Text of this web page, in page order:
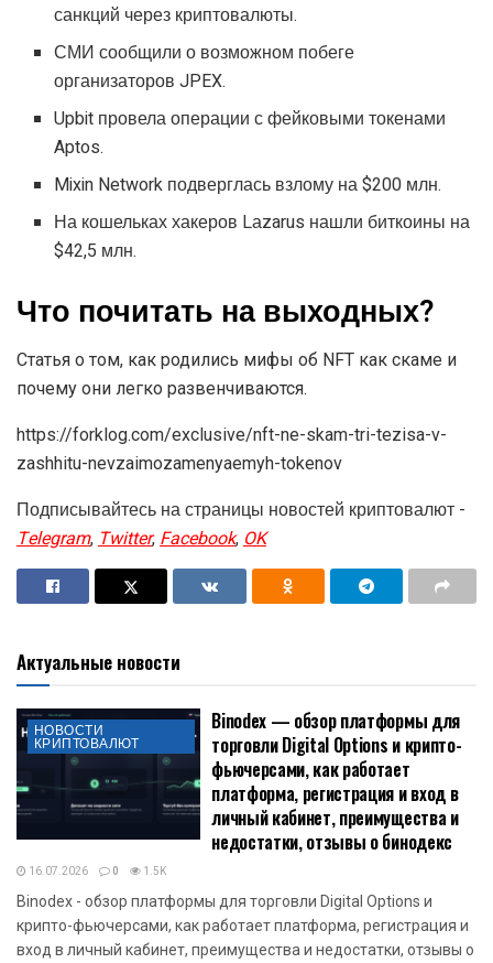
санкций через криптовалюты.
СМИ сообщили о возможном побеге
организаторов JPEX.
Upbit провела операции с фейковыми токенами
Aptos.
Mixin Network подверглась взлому на $200 млн.
На кошельках хакеров Lаzarus нашли биткоины на
$42,5 млн.
Что почитать на выходных?
Статья о том, как родились мифы об NFT как скаме и
почему они легко развенчиваются.
https://forklog.com/exclusive/nft-ne-skam-tri-tezisa-v-
zashhitu-nevzaimozamenyaemyh-tokenov
Подписывайтесь на страницы новостей криптовалют -
Telegram,Twitter,Facebook,OK
Актуальные новости
НОВОСТИ
КРИПТОВАЛЮТ
Binodex — обзор платформы для
торговли Digital Options и крипто-
фьючерсами, как работает
платформа, регистрация и вход в
личный кабинет, преимущества и
недостатки, отзывы о бинодекс
16.07.2026 0 1.5K
Binodex - обзор платформы для торговли Digital Options и
крипто-фьючерсами, как работает платформа, регистрация и
вход в личный кабинет, преимущества и недостатки, отзывы о